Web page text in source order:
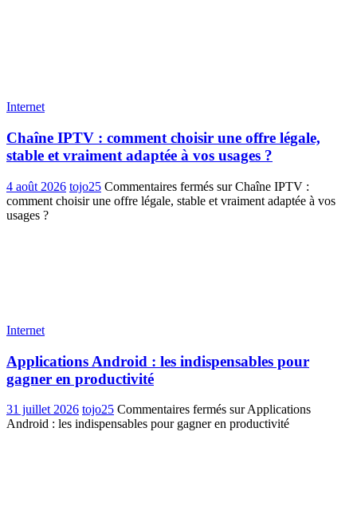
Internet
Chaîne IPTV : comment choisir une offre légale,
stable et vraiment adaptée à vos usages ?
4 août 2026 tojo25 Commentaires fermés sur Chaîne IPTV :
comment choisir une offre légale, stable et vraiment adaptée à vos
usages ?
Internet
Applications Android : les indispensables pour
gagner en productivité
31 juillet 2026 tojo25 Commentaires fermés sur Applications
Android : les indispensables pour gagner en productivité